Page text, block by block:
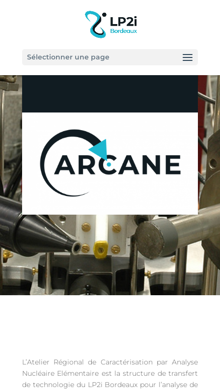
Sélectionner une page
ARCANE Prestations
Atelier Régional de Caractérisation
par Analyse Nucléaire Elémentaire.
L’Atelier Régional de Caractérisation par Analyse
Nucléaire Elémentaire est la structure de transfert
de technologie du LP2i Bordeaux pour l’analyse de